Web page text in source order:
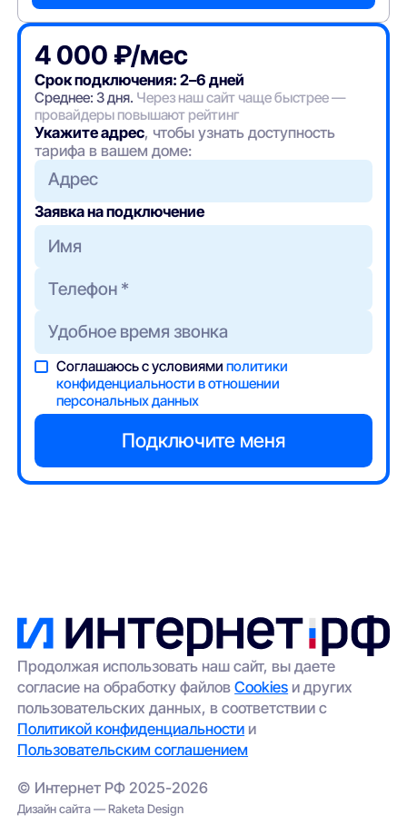
4 000 ₽/мес
Срок подключения: 2–6 дней
Среднее: 3 дня. Через наш сайт чаще быстрее —
провайдеры повышают рейтинг
Укажите адрес, чтобы узнать доступность
тарифа в вашем доме:
Адрес
Заявка на подключение
Соглашаюсь с условиямиполитики
конфиденциальности в отношении
персональных данных
Продолжая использовать наш сайт, вы даете
согласие на обработку файловCookies и других
пользовательских данных, в соответствии с
Политикой конфиденциальности и
Пользовательским соглашением
© Интернет РФ 2025-2026
Дизайн сайта — Raketa Design